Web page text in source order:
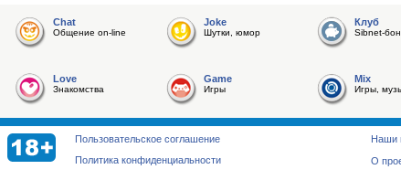
Chat
Общение on-line
Joke
Шутки, юмор
Клуб
Sibnet-
Love
Знакомства
Game
Игры
Mix
Игры,
Наши
О
Пользовательское соглашение
Политика конфиденциальности